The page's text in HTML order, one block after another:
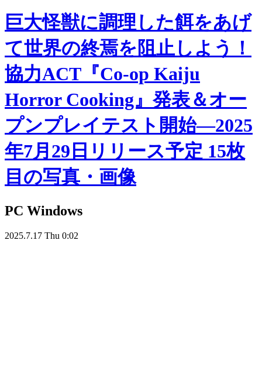
巨大怪獣に調理した餌をあげ
て世界の終焉を阻止しよう！
協力ACT『Co-op Kaiju
Horror Cooking』発表＆オー
プンプレイテスト開始―2025
年7月29日リリース予定 15枚
目の写真・画像
PC Windows
2025.7.17 Thu 0:02